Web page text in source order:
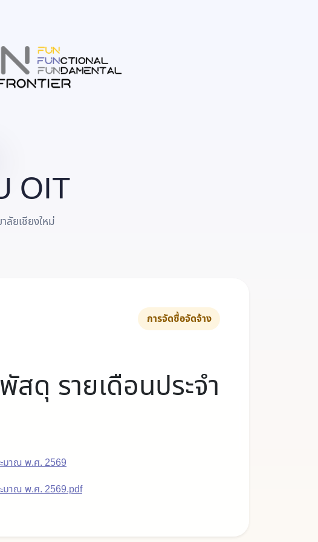
OIT
ลัยเชียงใหม่
การจัดซื้อจัดจ้าง
ดุ รายเดือนประจำ
มาณ พ.ศ. 2569
มาณ พ.ศ. 2569.pdf